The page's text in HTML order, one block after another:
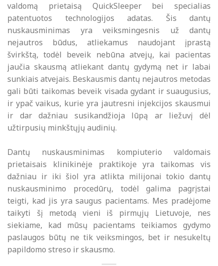
valdomą prietaisą QuickSleeper bei specialias
patentuotos technologijos adatas. Šis dantų
nuskausminimas yra veiksmingesnis už dantų
nejautros būdus, atliekamus naudojant įprastą
švirkštą, todėl beveik nebūna atvejų, kai pacientas
jaučia skausmą atliekant dantų gydymą net ir labai
sunkiais atvejais. Beskausmis dantų nejautros metodas
gali būti taikomas beveik visada gydant ir suaugusius,
ir ypač vaikus, kurie yra jautresni injekcijos skausmui
ir dar dažniau susikandžioja lūpą ar liežuvį dėl
užtirpusių minkštųjų audinių.
Dantų nuskausminimas kompiuterio valdomais
prietaisais klinikinėje praktikoje yra taikomas vis
dažniau ir iki šiol yra atlikta milijonai tokio dantų
nuskausminimo procedūrų, todėl galima pagrįstai
teigti, kad jis yra saugus pacientams. Mes pradėjome
taikyti šį metodą vieni iš pirmųjų Lietuvoje, nes
siekiame, kad mūsų pacientams teikiamos gydymo
paslaugos būtų ne tik veiksmingos, bet ir nesukeltų
papildomo streso ir skausmo.